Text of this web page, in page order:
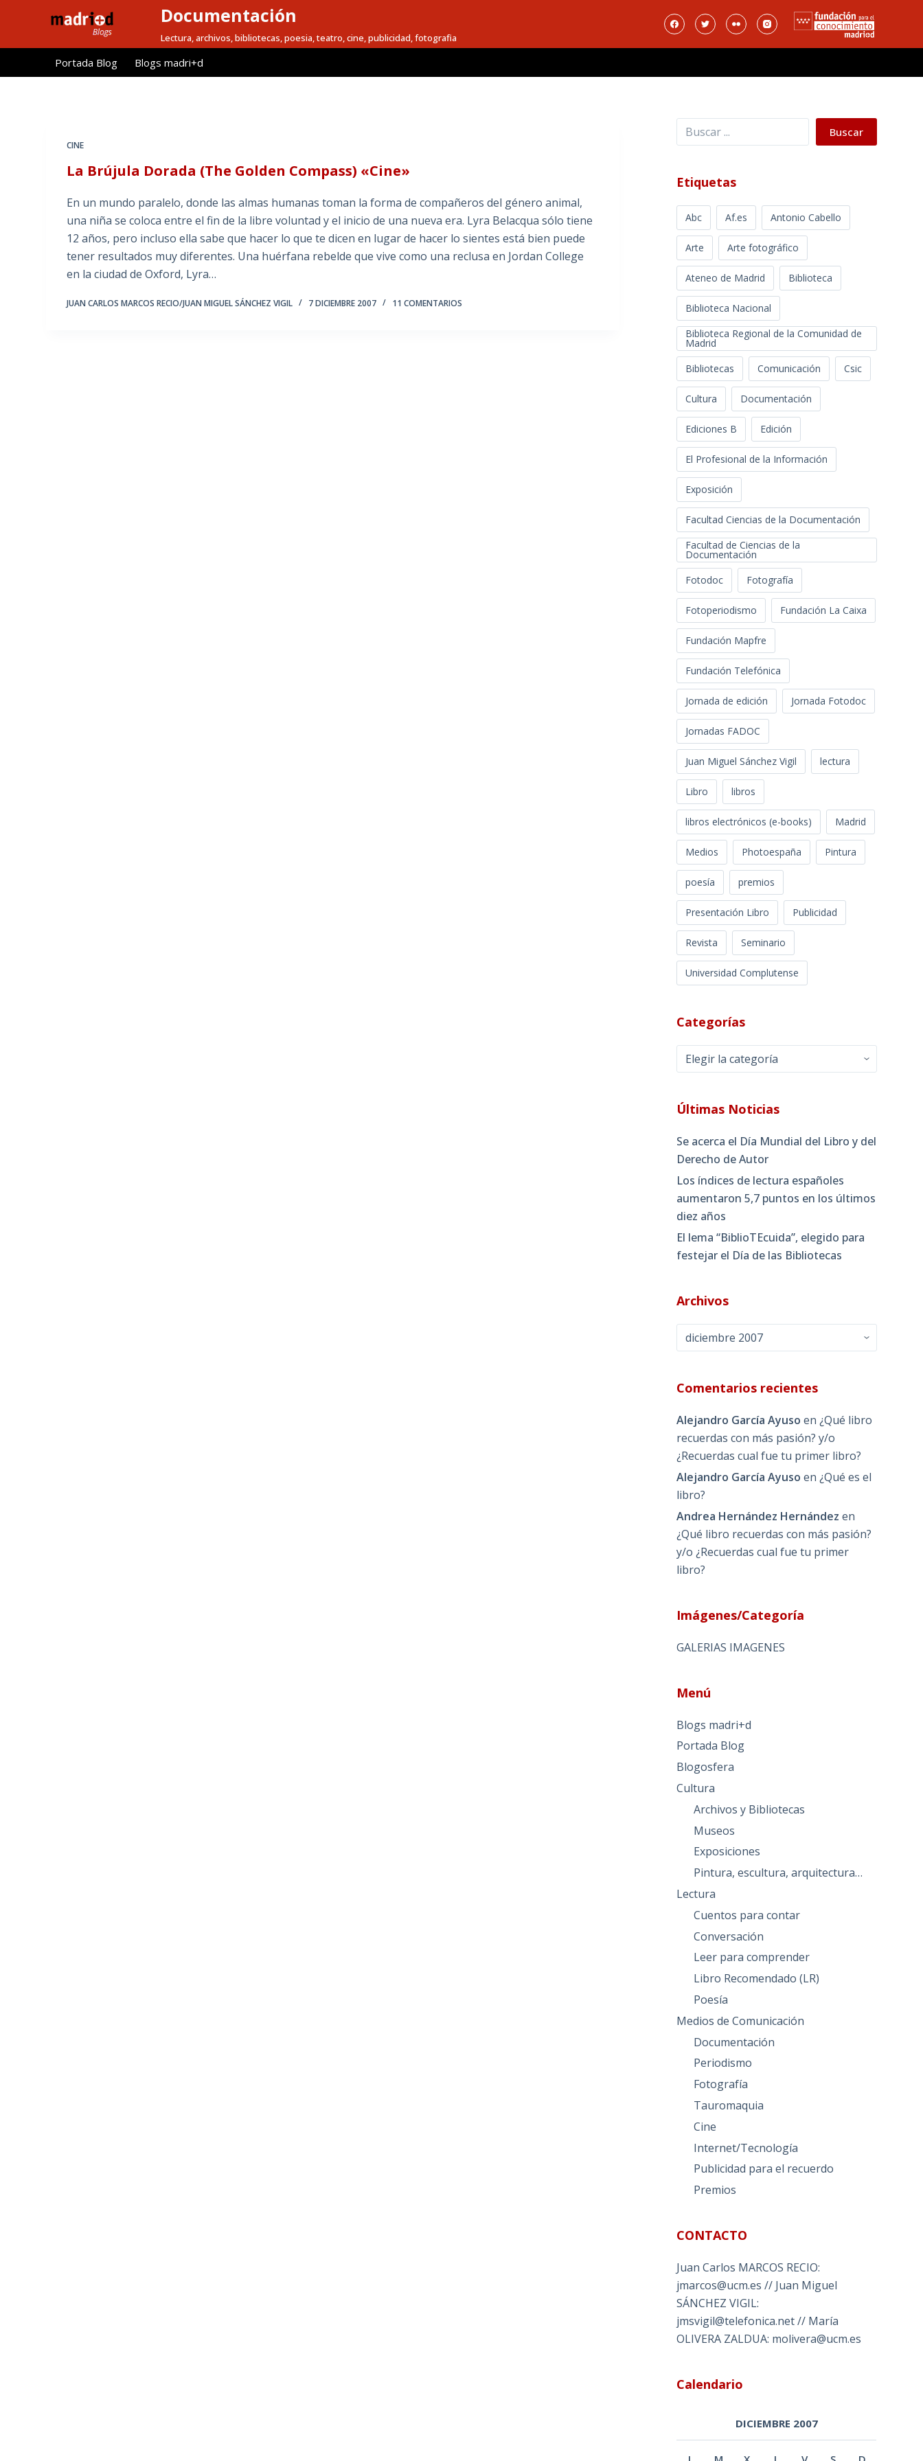
l
Documentación
Lectura, archivos, bibliotecas, poesia, teatro, cine, publicidad, fotografia
Portada Blog Blogs madri+d
CINE
La Brújula Dorada (The Golden Compass) «Cine»
En un mundo paralelo, donde las almas humanas toman la forma de compañeros del género animal,
una niña se coloca entre el fin de la libre voluntad y el inicio de una nueva era. Lyra Belacqua sólo tiene
12 años, pero incluso ella sabe que hacer lo que te dicen en lugar de hacer lo sientes está bien puede
tener resultados muy diferentes. Una huérfana rebelde que vive como una reclusa en Jordan College
en la ciudad de Oxford, Lyra…
JUAN CARLOS MARCOS RECIO/JUAN MIGUEL SÁNCHEZ VIGIL 7 DICIEMBRE 2007 11 COMENTARIOS
Buscar Buscar
Etiquetas
Abc Af.es Antonio Cabello
Arte Arte fotográfico
Ateneo de Madrid Biblioteca
Biblioteca Nacional
Biblioteca Regional de la Comunidad de
Madrid
Bibliotecas
Comunicación Csic
Cultura Documentación
Ediciones B Edición
El Profesional de la Información
Exposición
Facultad Ciencias de la Documentación
Facultad de Ciencias de la
Documentación
Fotodoc
Fotografía
Fotoperiodismo Fundación La Caixa
Fundación Mapfre
Fundación Telefónica
Jornada de edición Jornada Fotodoc
Jornadas FADOC
Juan Miguel Sánchez Vigil lectura
Libro libros
libros electrónicos (e-books) Madrid
Medios Photoespaña Pintura
poesía premios
Presentación Libro Publicidad
Revista Seminario
Universidad Complutense
Categorías
Categorías
Últimas Noticias
Se acerca el Día Mundial del Libro y del
Derecho de Autor
Los índices de lectura españoles
aumentaron 5,7 puntos en los últimos
diez años
El lema “BiblioTEcuida”, elegido para
festejar el Día de las Bibliotecas
Archivos
Archivos
Comentarios recientes
Alejandro García Ayuso en¿Qué libro
recuerdas con más pasión? y/o
¿Recuerdas cual fue tu primer libro?
Alejandro García Ayuso en¿Qué es el
libro?
Andrea Hernández Hernández en
¿Qué libro recuerdas con más pasión?
y/o ¿Recuerdas cual fue tu primer
libro?
Imágenes/Categoría
GALERIAS IMAGENES
Menú
Blogs madri+d
Portada Blog
Blogosfera
Cultura
Archivos y Bibliotecas
Museos
Exposiciones
Pintura, escultura, arquitectura…
Lectura
Cuentos para contar
Conversación
Leer para comprender
Libro Recomendado (LR)
Poesía
Medios de Comunicación
Documentación
Periodismo
Fotografía
Tauromaquia
Cine
Internet/Tecnología
Publicidad para el recuerdo
Premios
CONTACTO
Juan Carlos MARCOS RECIO:
jmarcos@ucm.es // Juan Miguel
SÁNCHEZ VIGIL:
jmsvigil@telefonica.net // María
OLIVERA ZALDUA: molivera@ucm.es
Calendario
DICIEMBRE 2007